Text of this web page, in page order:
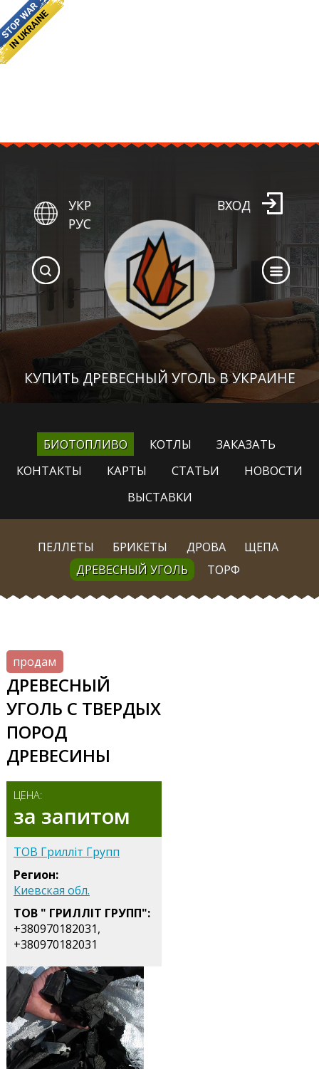
КУПИТЬ ДРЕВЕСНЫЙ УГОЛЬ В УКРАИНЕ
УКР
РУС
ВХОД
БИОТОПЛИВО КОТЛЫ
ЗАКАЗАТЬ
КОНТАКТЫ
КАРТЫ СТАТЬИ
НОВОСТИ
ВЫСТАВКИ
ПЕЛЛЕТЫ БРИКЕТЫ ДРОВА
ЩЕПА
ДРЕВЕСНЫЙ УГОЛЬ
ТОРФ
продам
ДРЕВЕСНЫЙ
УГОЛЬ С ТВЕРДЫХ
ПОРОД
ДРЕВЕСИНЫ
ЦЕНА:
за запитом
ТОВ Грилліт Групп
Регион:
Киевская обл.
ТОВ " ГРИЛЛІТ ГРУПП":
+380970182031,
+380970182031